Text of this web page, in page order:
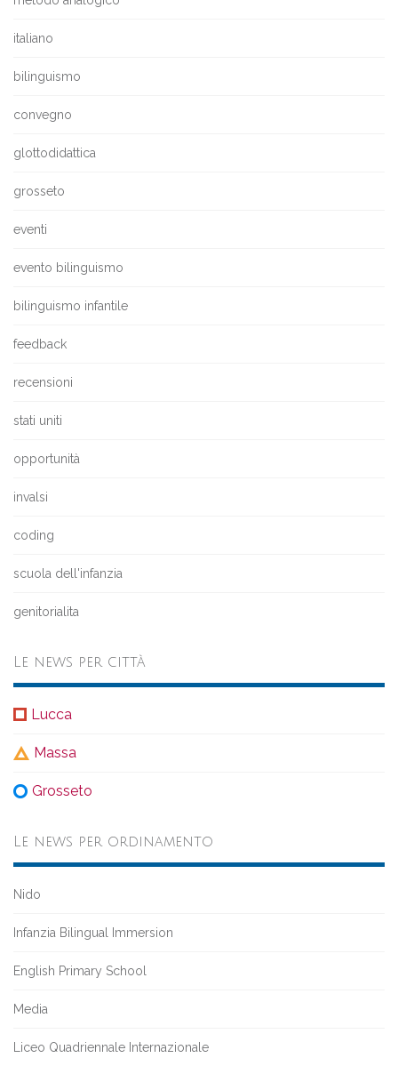
italiano
bilinguismo
convegno
glottodidattica
grosseto
eventi
evento bilinguismo
bilinguismo infantile
feedback
recensioni
stati uniti
opportunità
invalsi
coding
scuola dell'infanzia
genitorialita
Le news per città
Lucca
Massa
Grosseto
Le news per ordinamento
Nido
Infanzia Bilingual Immersion
English Primary School
Media
Liceo Quadriennale Internazionale